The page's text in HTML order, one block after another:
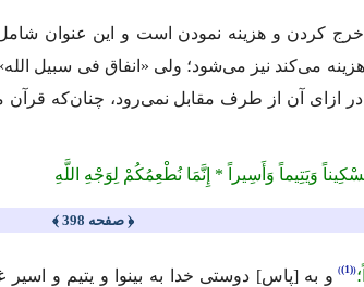
خرج كردن و هزینه نمودن است و این عنوان
می‌كند نیز می‌شود؛ ولی «انفاق فی سبیل الله»
آن از طرف مقابل نمی‌رود، ‌چنان‌كه قرآن
وَیَتِیماً وَأَسِیراً * إِنَّمَا نُطْعِمُكُمْ لِوَجْهِ اللَّهِ
﴿ صفحه 398 ﴾
(1)
و به [پاسِ] دوستی خدا به بینوا و یتیم و اسیر